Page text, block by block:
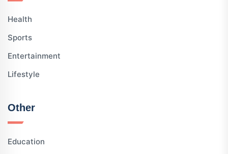
Health
Sports
Entertainment
Lifestyle
Other
Education